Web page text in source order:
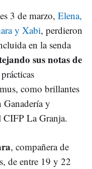
3 de marzo, Elena,
y Xabi, perdieron
en la senda
sus notas de
como brillantes
Ganadería y
CIFP La Granja.
, compañera de
de entre 19 y 22